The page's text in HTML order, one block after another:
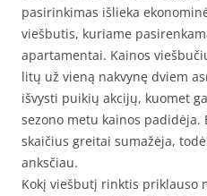
pasirinkimas išlieka
viešbutis, kuriame
apartamentai. Kainos
litų už vieną nakvynę dviem
išvysti puikių akcijų, kuomet
sezono metu kainos
skaičius greitai sumažėja,
anksčiau.
Kokį viešbutį rinktis priklauso